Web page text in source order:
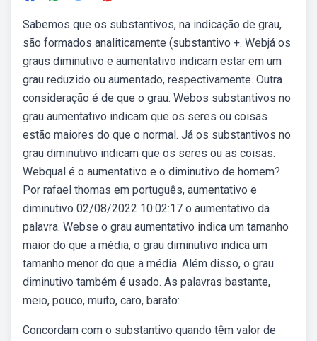
Sabemos que os substantivos, na indicação de grau,
são formados analiticamente (substantivo +. Webjá os
graus diminutivo e aumentativo indicam estar em um
grau reduzido ou aumentado, respectivamente. Outra
consideração é de que o grau. Webos substantivos no
grau aumentativo indicam que os seres ou coisas
estão maiores do que o normal. Já os substantivos no
grau diminutivo indicam que os seres ou as coisas.
Webqual é o aumentativo e o diminutivo de homem?
Por rafael thomas em português, aumentativo e
diminutivo 02/08/2022 10:02:17 o aumentativo da
palavra. Webse o grau aumentativo indica um tamanho
maior do que a média, o grau diminutivo indica um
tamanho menor do que a média. Além disso, o grau
diminutivo também é usado. As palavras bastante,
meio, pouco, muito, caro, barato:
Concordam com o substantivo quando têm valor de